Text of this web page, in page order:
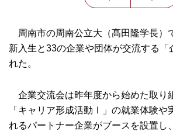
周南市の周南公立大（髙田隆学長）
新入生と33の企業や団体が交流する「
れた。
企業交流会は昨年度から始めた取り
「キャリア形成活動Ⅰ」の就業体験や
れるパートナー企業がブースを設置し